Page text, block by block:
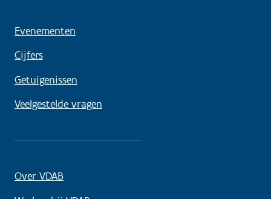
Evenementen
Cijfers
Getuigenissen
Veelgestelde vragen
Over VDAB